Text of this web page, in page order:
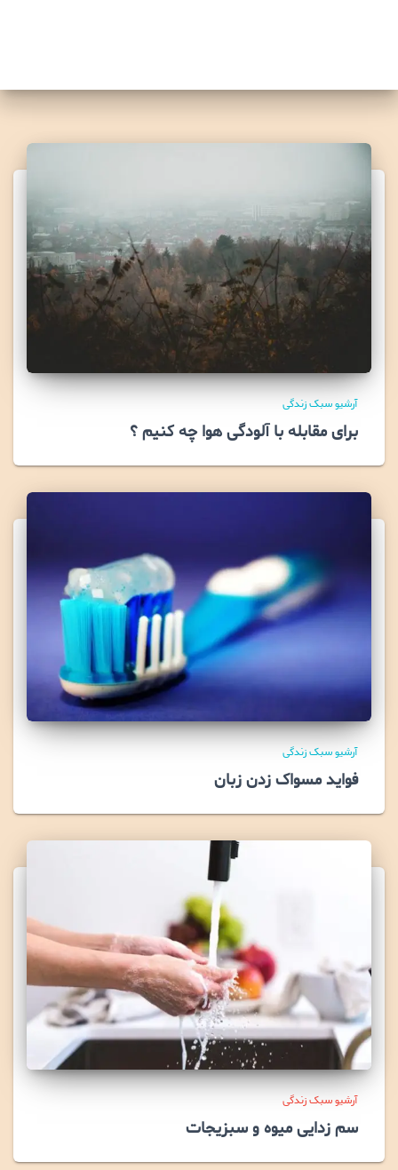
آرشیو سبک زندگی
برای مقابله با آلودگی هوا چه کنیم ؟
آرشیو سبک زندگی
فواید مسواک زدن زبان
آرشیو سبک زندگی
سم زدایی میوه و سبزیجات